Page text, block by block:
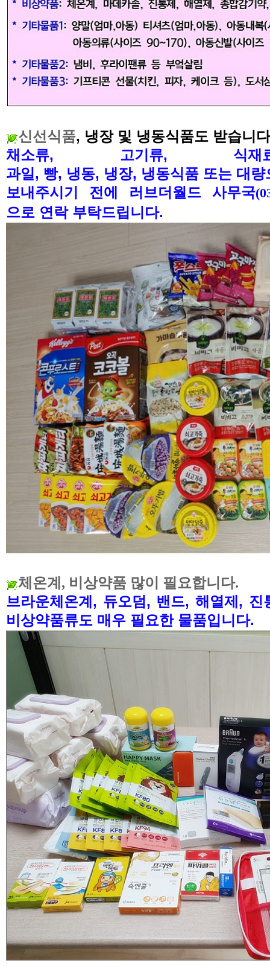
신선식품, 냉장 및 냉동식품도 받습니다
채소류, 고기류, 식재
과일 , 빵, 냉동, 냉장, 냉동식품 또는 대
보내주시기 전에 러브더월드 사무국
으로 연락 부탁드립니다.
체온계, 비상약품 많이 필요합니다.
브라운체온계, 듀오덤, 밴드, 해열제,
비상약품류도 매우 필요한 물품입니다.